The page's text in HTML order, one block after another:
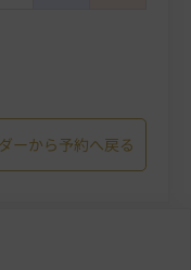
ーから予約へ戻る